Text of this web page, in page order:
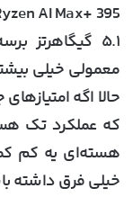
معمولی خیلی
حالا اگه
که عملکرد تک
خیلی فرق داشته